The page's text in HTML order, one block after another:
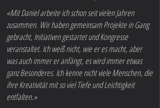
«Mit Daniel arbeite ich schon seit vielen Jahren
zusammen. Wir haben gemeinsam Projekte in Gang
gebracht, Initiativen gestartet und Kongresse
veranstaltet. Ich weiß nicht, wie er es macht, aber
was auch immer er anfängt, es wird immer etwas
ganz Besonderes. Ich kenne nicht viele Menschen, die
ihre Kreativität mit so viel Tiefe und Leichtigkeit
entfalten.»